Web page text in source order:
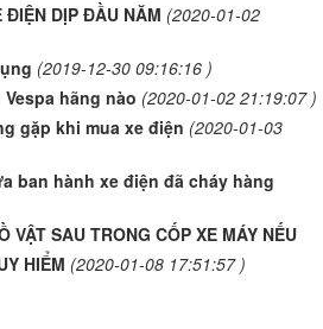
ĐIỆN DỊP ĐẦU NĂM (2020-01-02
(2019-12-30 09:16:16 )
hãng nào (2020-01-02 21:19:07 )
gặp khi mua xe điện (2020-01-03
ban hành xe điện đã cháy hàng
VẬT SAU TRONG CỐP XE MÁY NẾU
HIỂM (2020-01-08 17:51:57 )